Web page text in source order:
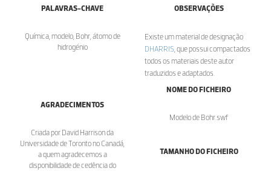
PALAVRAS-CHAVE
Química, modelo, Bohr, átomo de
hidrogénio
OBSERVAÇÕES
Existe um material de designação
DHARRIS, que possui compactados
todos os materiais deste autor
traduzidos e adaptados.
AGRADECIMENTOS
Criada por David Harrison da
Universidade de Toronto no Canadá,
a quem agradecemos a
disponibilidade de cedência do
NOME DO FICHEIRO
Modelo de Bohr.swf
TAMANHO DO FICHEIRO